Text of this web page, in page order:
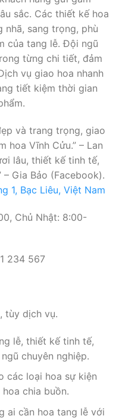
sắc. Các thiết kế hoa
sang trọng, phù
của tang lễ. Đội ngũ
từng chi tiết, đảm
vụ giao hoa nhanh
tiết kiệm thời gian
và trang trọng, giao
hoa Vĩnh Cửu.” – Lan
lâu, thiết kế tinh tế,
Gia Bảo (Facebook).
1, Bạc Liêu, Việt Nam
Chủ Nhật: 8:00-
234 567
tùy dịch vụ.
lễ, thiết kế tinh tế,
chuyên nghiệp.
các loại hoa sự kiện
chia buồn.
ai cần hoa tang lễ với